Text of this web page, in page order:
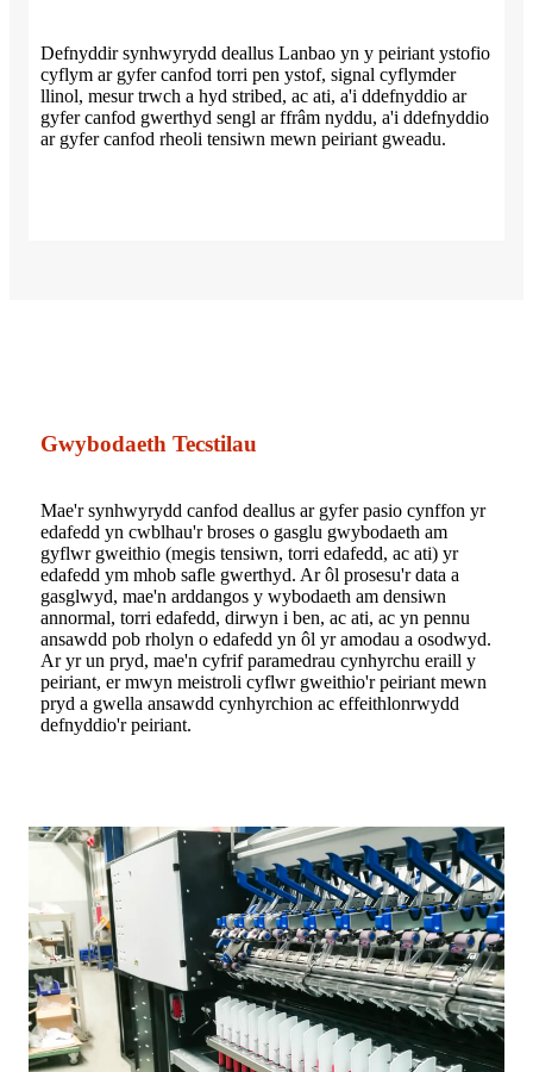
Defnyddir synhwyrydd deallus Lanbao yn y peiriant ystofio
cyflym ar gyfer canfod torri pen ystof, signal cyflymder
llinol, mesur trwch a hyd stribed, ac ati, a'i ddefnyddio ar
gyfer canfod gwerthyd sengl ar ffrâm nyddu, a'i ddefnyddio
ar gyfer canfod rheoli tensiwn mewn peiriant gweadu.
Gwybodaeth Tecstilau
Mae'r synhwyrydd canfod deallus ar gyfer pasio cynffon yr
edafedd yn cwblhau'r broses o gasglu gwybodaeth am
gyflwr gweithio (megis tensiwn, torri edafedd, ac ati) yr
edafedd ym mhob safle gwerthyd. Ar ôl prosesu'r data a
gasglwyd, mae'n arddangos y wybodaeth am densiwn
annormal, torri edafedd, dirwyn i ben, ac ati, ac yn pennu
ansawdd pob rholyn o edafedd yn ôl yr amodau a osodwyd.
Ar yr un pryd, mae'n cyfrif paramedrau cynhyrchu eraill y
peiriant, er mwyn meistroli cyflwr gweithio'r peiriant mewn
pryd a gwella ansawdd cynhyrchion ac effeithlonrwydd
defnyddio'r peiriant.